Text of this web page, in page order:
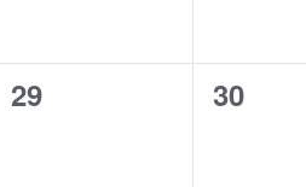
0
29
0
30